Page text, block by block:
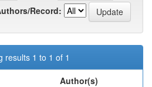
Record:
results 1 to 1 of 1
Author(s)